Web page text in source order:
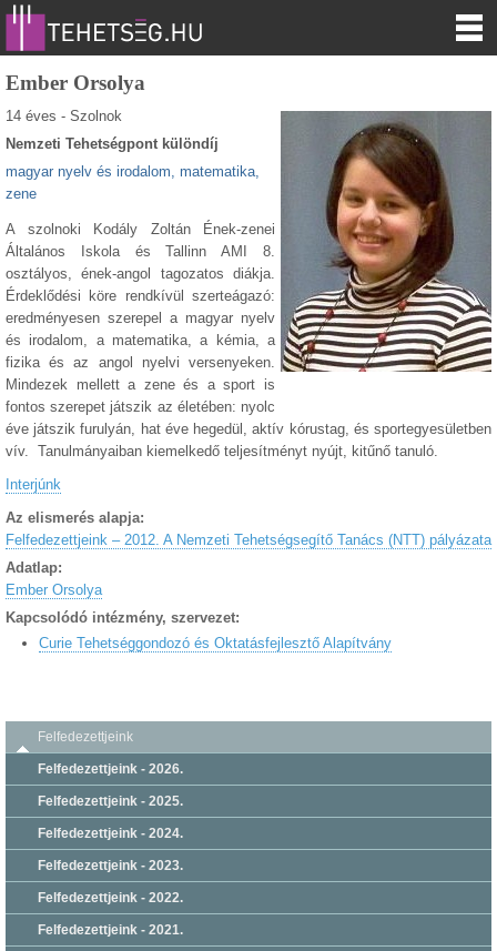
Ember Orsolya
14 éves - Szolnok
Nemzeti Tehetségpont különdíj
magyar nyelv és irodalom, matematika,
zene
A szolnoki Kodály Zoltán Ének-zenei
Általános Iskola és Tallinn AMI 8.
osztályos, ének-angol tagozatos diákja.
Érdeklődési köre rendkívül szerteágazó:
eredményesen szerepel a magyar nyelv
és irodalom, a matematika, a kémia, a
fizika és az angol nyelvi versenyeken.
Mindezek mellett a zene és a sport is
fontos szerepet játszik az életében: nyolc
éve játszik furulyán, hat éve hegedül, aktív kórustag, és sportegyesületben
vív. Tanulmányaiban kiemelkedő teljesítményt nyújt, kitűnő tanuló.
Interjúnk
Az elismerés alapja:
Felfedezettjeink – 2012. A Nemzeti Tehetségsegítő Tanács (NTT) pályázata
Adatlap:
Ember Orsolya
Kapcsolódó intézmény, szervezet:
Curie Tehetséggondozó és Oktatásfejlesztő Alapítvány
Felfedezettjeink
Felfedezettjeink - 2026.
Felfedezettjeink - 2025.
Felfedezettjeink - 2024.
Felfedezettjeink - 2023.
Felfedezettjeink - 2022.
Felfedezettjeink - 2021.